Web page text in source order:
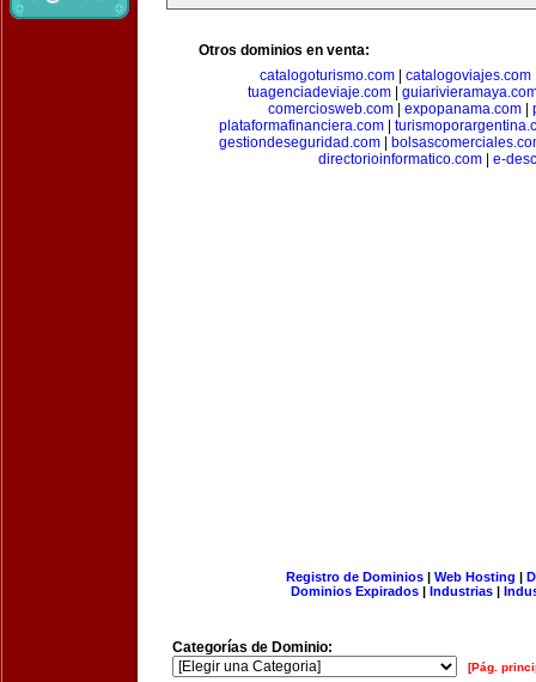
Otros dominios en venta:
catalogoturismo.com
catalogoviajes.com
tuagenciadeviaje.com|
comerciosweb.com
expopanama.com
plataformafinanciera.com
gestiondeseguridad.com
directorioinformatico.com
e-
Registro de Dominios| Web Hosting |
Dominios Expirados | Industrias |
Categorías de Dominio:
[Pág.